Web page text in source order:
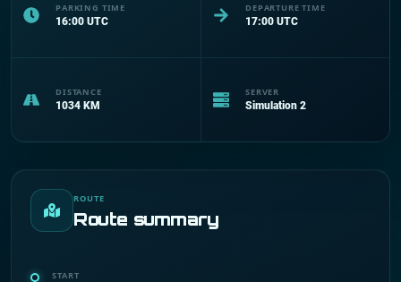
PARKING TIME
16:00 UTC
DEPARTURE TIME
17:00 UTC
DISTANCE
1034 KM
SERVER
Simulation 2
ROUTE
Route summary
START